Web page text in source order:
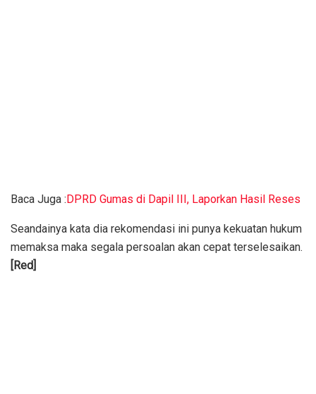
Baca Juga :DPRD Gumas di Dapil III, Laporkan Hasil Reses
Seandainya kata dia rekomendasi ini punya kekuatan hukum
memaksa maka segala persoalan akan cepat terselesaikan.
[Red]